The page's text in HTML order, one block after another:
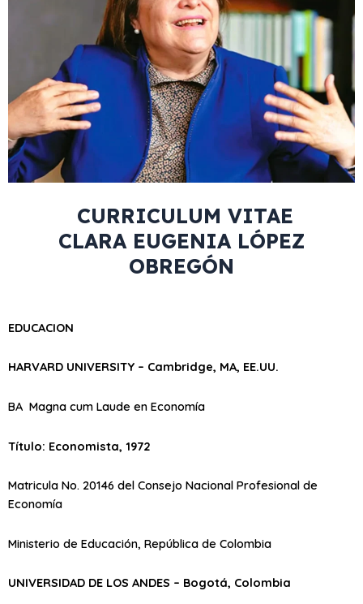
CURRICULUM VITAE
CLARA EUGENIA LÓPEZ
OBREGÓN
EDUCACION
HARVARD UNIVERSITY – Cambridge, MA, EE.UU.
BA Magna cum Laude en Economía
Título: Economista, 1972
Matricula No. 20146 del Consejo Nacional Profesional de
Economía
Ministerio de Educación, República de Colombia
UNIVERSIDAD DE LOS ANDES – Bogotá, Colombia